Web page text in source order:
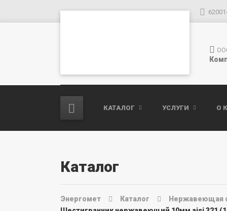
КАТАЛОГ УСЛУГИ О
Каталог
Энергомет Каталог Нержавеющая